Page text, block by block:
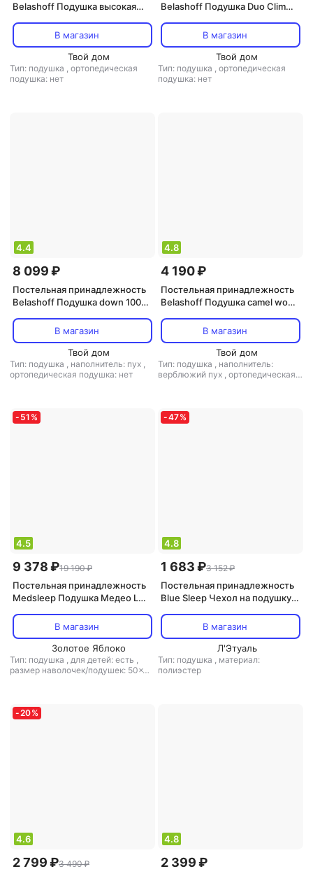
Belashoff Подушка высокая
В магазин
Твой дом
Тип: подушка , ортопедическая
подушка: нет
Belashoff Подушка Duo Clim
В магазин
Твой дом
Тип: подушка , ортопедическая
подушка: нет
4.4
8 099 ₽
Постельная принадлежность
Belashoff Подушка down 100%
В магазин
Твой дом
Тип: подушка , наполнитель: пух ,
ортопедическая подушка: нет
4.8
4 190 ₽
Постельная принадлежность
Belashoff Подушка camel wool
В магазин
Твой дом
Тип: подушка , наполнитель:
верблюжий пух , ортопедическая
- 51 %
4.5
9 378 ₽19 190 ₽
Постельная принадлежность
Medsleep Подушка Медео L
В магазин
Золотое Яблоко
Тип: подушка , для детей: есть ,
размер наволочек/подушек: 50x70
-47%
4.8
1 683 ₽3 152 ₽
Постельная принадлежность
Blue Sleep Чехол на подушку
В магазин
Л'Этуаль
Тип: подушка , материал:
полиэстер
-20%
4.6
2 799 ₽3 490 ₽
4.8
2 399 ₽